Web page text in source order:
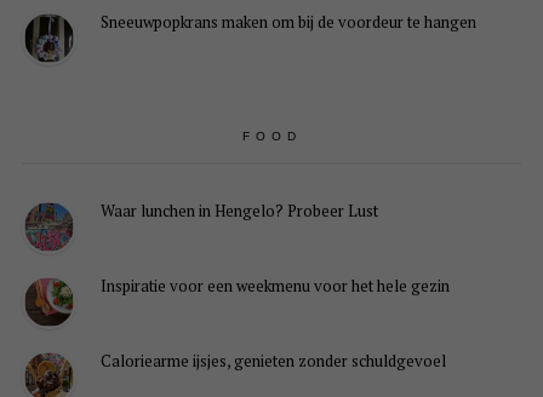
Sneeuwpopkrans maken om bij de voordeur te hangen
FOOD
Waar lunchen in Hengelo? Probeer Lust
Inspiratie voor een weekmenu voor het hele gezin
Caloriearme ijsjes, genieten zonder schuldgevoel